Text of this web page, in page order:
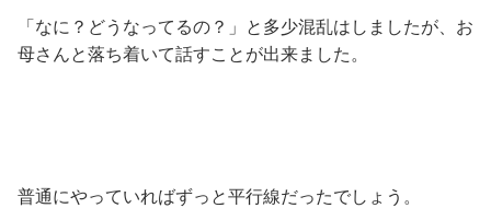
「なに？どうなってるの？」と多少混乱はしましたが、お
母さんと落ち着いて話すことが出来ました。
普通にやっていればずっと平行線だったでしょう。